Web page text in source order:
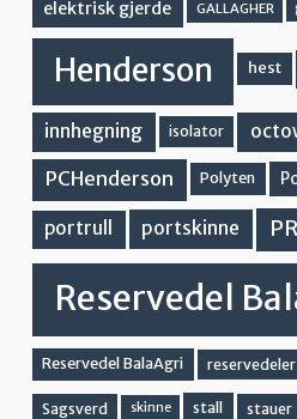
elektrisk gjerde GALLAGHER
Henderson hest
innhegning isolator
PCHenderson Polyten
portrull portskinne
Reservedel
Reservedel BalaAgri reservedeler
Sagsverd skinne stall stauer